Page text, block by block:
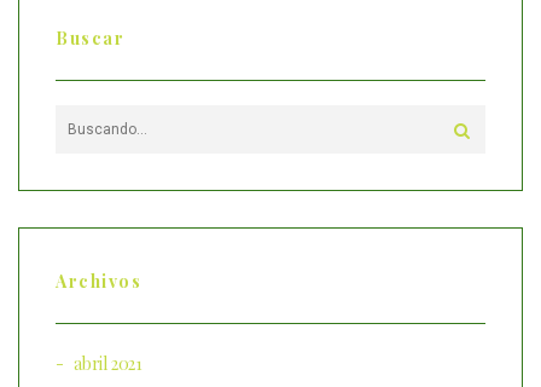
Buscar
Archivos
abril 2021